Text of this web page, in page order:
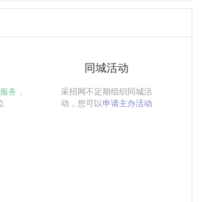
务，
同城活动
采招网不定期组织同城活
动，您可以申请主办活动